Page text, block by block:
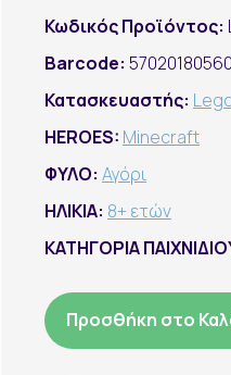
Κωδικός Προϊόντος:
Barcode:
Κατασκευαστής:
HEROES: Minecraft
ΦΥΛΟ: Αγόρι
ΗΛΙΚΙΑ: 8+ ετών
ΚΑΤΗΓΟΡΙΑ
Προσθήκη στο